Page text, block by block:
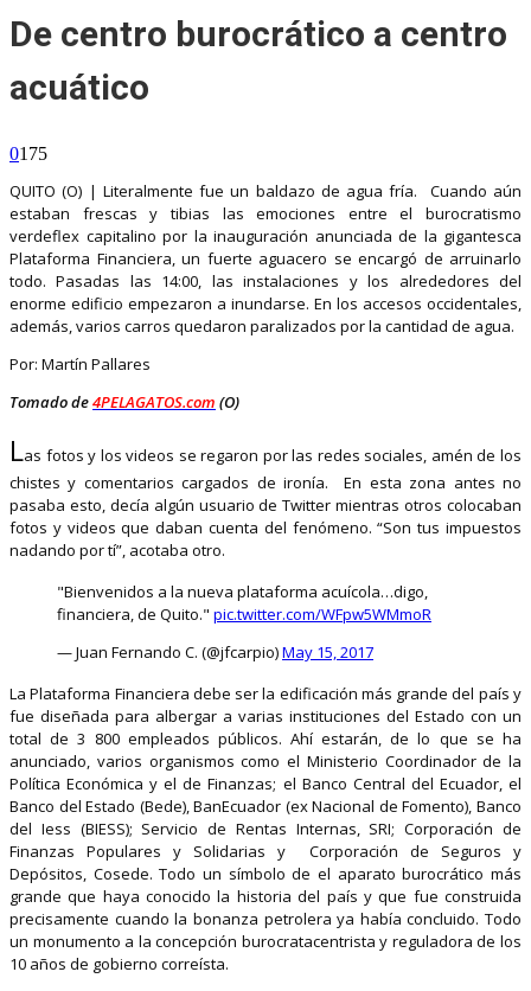
De centro burocrático a centro
acuático
0175
QUITO (O) | Literalmente fue un baldazo de agua fría. Cuando aún
estaban frescas y tibias las emociones entre el burocratismo
verdeflex capitalino por la inauguración anunciada de la gigantesca
Plataforma Financiera, un fuerte aguacero se encargó de arruinarlo
todo. Pasadas las 14:00, las instalaciones y los alrededores del
enorme edificio empezaron a inundarse. En los accesos occidentales,
además, varios carros quedaron paralizados por la cantidad de agua.
Por: Martín Pallares
Tomado de4PELAGATOS.com (O)
Las fotos y los videos se regaron por las redes sociales, amén de los
chistes y comentarios cargados de ironía. En esta zona antes no
pasaba esto, decía algún usuario de Twitter mientras otros colocaban
fotos y videos que daban cuenta del fenómeno. “Son tus impuestos
nadando por tí”, acotaba otro.
"Bienvenidos a la nueva plataforma acuícola…digo,
financiera, de Quito." pic.twitter.com/WFpw5WMmoR
— Juan Fernando C. (@jfcarpio)May 15, 2017
La Plataforma Financiera debe ser la edificación más grande del país y
fue diseñada para albergar a varias instituciones del Estado con un
total de 3 800 empleados públicos. Ahí estarán, de lo que se ha
anunciado, varios organismos como el Ministerio Coordinador de la
Política Económica y el de Finanzas; el Banco Central del Ecuador, el
Banco del Estado (Bede), BanEcuador (ex Nacional de Fomento), Banco
del Iess (BIESS); Servicio de Rentas Internas, SRI; Corporación de
Finanzas Populares y Solidarias y Corporación de Seguros y
Depósitos, Cosede. Todo un símbolo de el aparato burocrático más
grande que haya conocido la historia del país y que fue construida
precisamente cuando la bonanza petrolera ya había concluido. Todo
un monumento a la concepción burocratacentrista y reguladora de los
10 años de gobierno correísta.